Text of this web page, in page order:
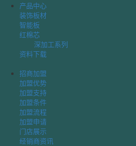
产品中心
装饰板材
智能板
红棉芯
深加工系列
资料下载
招商加盟
加盟优势
加盟支持
加盟条件
加盟流程
加盟申请
门店展示
经销商资讯